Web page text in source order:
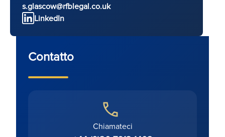
s.glascow@rfblegal.co.uk
LinkedIn
Contatto
Chiamateci